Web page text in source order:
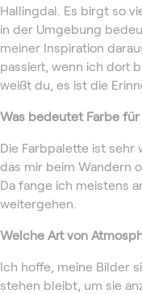
Hallingdal. Es birgt so
in der Umgebung
meiner Inspiration
passiert, wenn ich dort
weißt du, es ist die
Was bedeutet Farbe
Die Farbpalette ist sehr
das mir beim Wandern
Da fange ich meistens
weitergehen.
Welche Art von
Ich hoffe, meine Bilder
stehen bleibt, um sie